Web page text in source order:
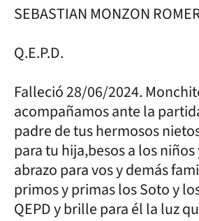
SEBASTIAN MONZON
Q.E.P.D.
Falleció 28/06/2024.
acompañamos ante la
padre de tus hermosos
para tu hija,besos a los
abrazo para vos y demás
primos y primas los Soto y
QEPD y brille para él la luz